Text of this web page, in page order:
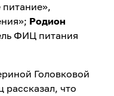
Родион
ФИЦ питания
Головковой
что